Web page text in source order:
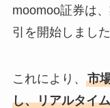
moomoo証券は
引を開始しました
これにより、 市
し、リアルタイ